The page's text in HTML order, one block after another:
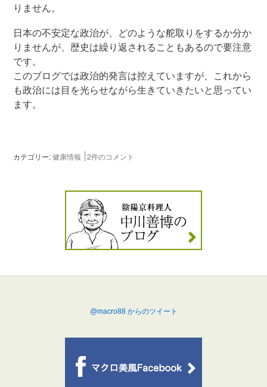
りません。
日本の不安定な政治が、どのような舵取りをするか分か
りませんが、歴史は繰り返されることもあるので要注意
です。
このブログでは政治的発言は控えていますが、これから
も政治には目を光らせながら生きていきたいと思ってい
ます。
カテゴリー: 健康情報 2件のコメント
@macro88 からのツイート